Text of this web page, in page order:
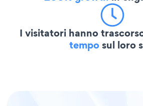
I visitatori hanno
temposul loro